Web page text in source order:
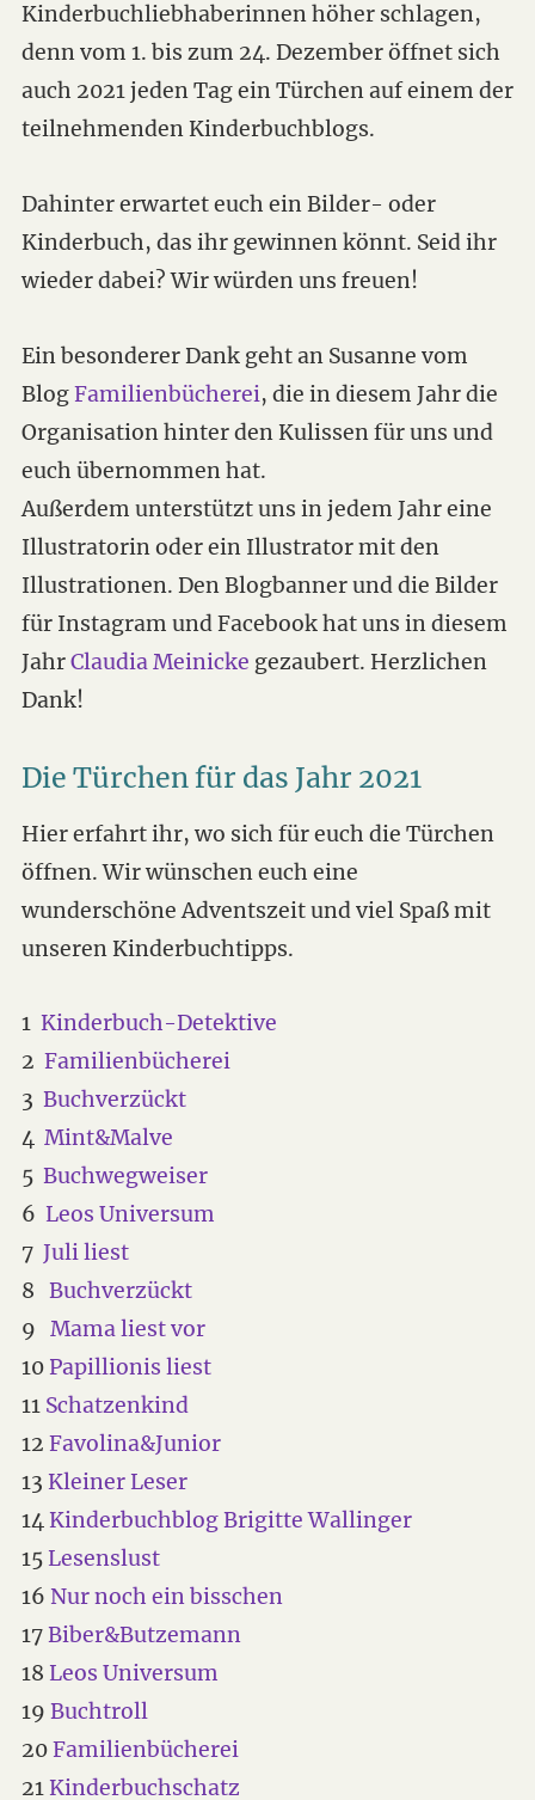
Kinderbuchliebhaberinnen höher schlagen,
denn vom 1. bis zum 24. Dezember öffnet sich
auch 2021 jeden Tag ein Türchen auf einem der
teilnehmenden Kinderbuchblogs.
Dahinter erwartet euch ein Bilder- oder
Kinderbuch, das ihr gewinnen könnt. Seid ihr
wieder dabei? Wir würden uns freuen!
Ein besonderer Dank geht an Susanne vom
BlogFamilienbücherei, die in diesem Jahr die
Organisation hinter den Kulissen für uns und
euch übernommen hat.
Außerdem unterstützt uns in jedem Jahr eine
Illustratorin oder ein Illustrator mit den
Illustrationen. Den Blogbanner und die Bilder
für Instagram und Facebook hat uns in diesem
JahrClaudia Meinicke gezaubert. Herzlichen
Dank!
Die Türchen für das Jahr 2021
Hier erfahrt ihr, wo sich für euch die Türchen
öffnen. Wir wünschen euch eine
wunderschöne Adventszeit und viel Spaß mit
unseren Kinderbuchtipps.
1 Kinderbuch-Detektive
2 Familienbücherei
3 Buchverzückt
4 Mint&Malve
5 Buchwegweiser
6 Leos Universum
7 Juli liest
8 Buchverzückt
9 Mama liest vor
10Papillionis liest
11 Schatzenkind
12 Favolina&Junior
13 Kleiner Leser
14Kinderbuchblog Brigitte Wallinger
15 Lesenslust
16 Nur noch ein bisschen
17Biber&Butzemann
18 Leos Universum
19 Buchtroll
20Familienbücherei
21Kinderbuchschatz